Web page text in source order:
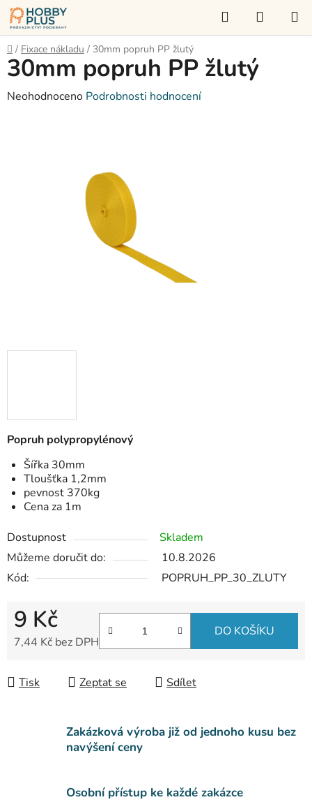
Přejít
na
obsah
Hledat
KOŠÍK
Domů
/ Fixace nákladu / 30mm popruh PP žlutý
Popruh polypropylénový
Šířka 30mm
Tloušťka 1,2mm
pevnost 370kg
Cena za 1m
Dostupnost
Skladem
Můžeme doručit do:
10.8.2026
Kód:
POPRUH_PP_30_ZLUTY
9 Kč
7,44 Kč bez DPH
DO KOŠÍKU
Tisk Zeptat se Sdílet
30mm popruh PP žlutý
Průměrné
Neohodnoceno Podrobnosti hodnocení
Zakázková výroba již od jednoho kusu bez
navýšení ceny
Osobní přístup ke každé zakázce